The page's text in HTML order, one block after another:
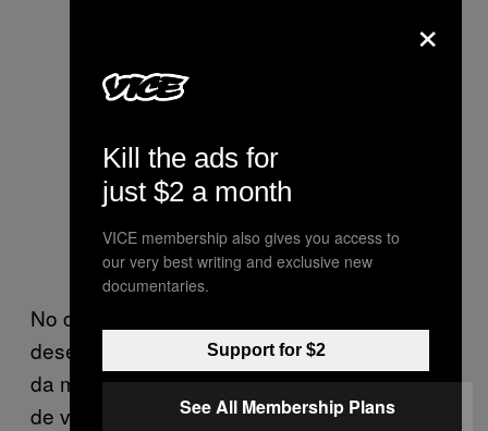
No caso do CryptoNight, ele é um algoritmo
desenvolvido para aproximar o rendimento
da mineração feita via processador e placa
de vídeo. O uso da GPU neste caso não é
×
Kill the ads for
just $2 a month
VICE membership also gives you access to
our very best writing and exclusive new
documentaries.
Support for $2
See All Membership Plans